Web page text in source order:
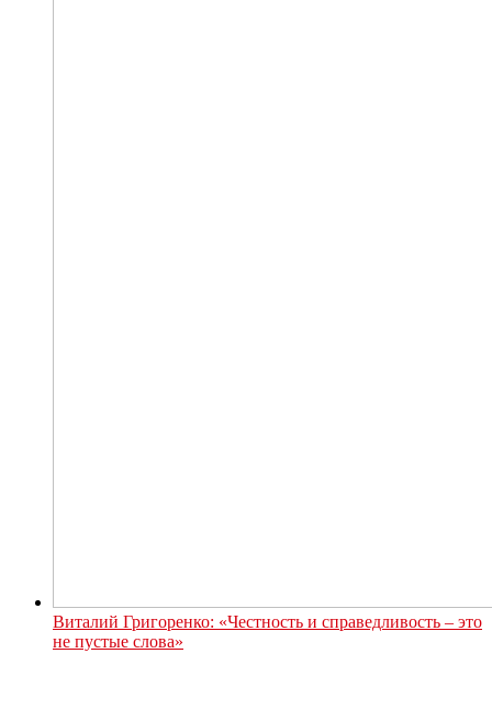
Виталий Григоренко: «Честность и справедливость – это
не пустые слова»